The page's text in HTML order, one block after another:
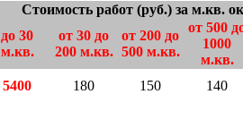
Стоимость работ (руб.) за м.кв.
до 30
м.кв.
от 30 до
200 м.кв.
от 200 до
500 м.кв.
от 500
1000
м.кв.
5400 180 150
140